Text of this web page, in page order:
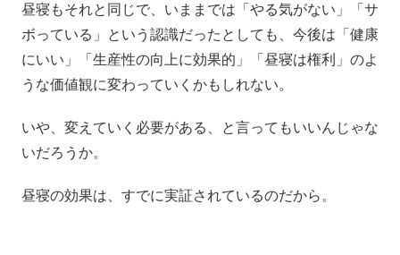
昼寝もそれと同じで、いままでは「やる気がない」「サ
ボっている」という認識だったとしても、今後は「健康
にいい」「生産性の向上に効果的」「昼寝は権利」のよ
うな価値観に変わっていくかもしれない。
いや、変えていく必要がある、と言ってもいいんじゃな
いだろうか。
昼寝の効果は、すでに実証されているのだから。